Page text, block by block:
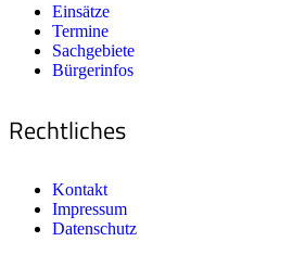
Einsätze
Termine
Sachgebiete
Bürgerinfos
Rechtliches
Kontakt
Impressum
Datenschutz